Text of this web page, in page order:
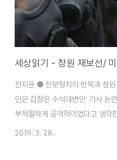
세상읽기 - 창원 재보선/
전지윤 ● 진보정치의 반목과 창원
인은 김정은 수석대변인’ 기사 논
부적절하게 공격적이었다고 생각
돌림을 부추기는 듯했으니 말이다
2019. 3. 28.